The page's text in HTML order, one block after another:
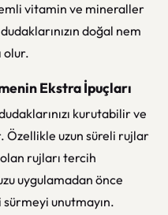
vitamin ve mineraller
doğal nem
olur.
Ekstra İpuçları
kurutabilir ve
Özellikle uzun süreli rujlar
rujları tercih
uygulamadan önce
unutmayın.